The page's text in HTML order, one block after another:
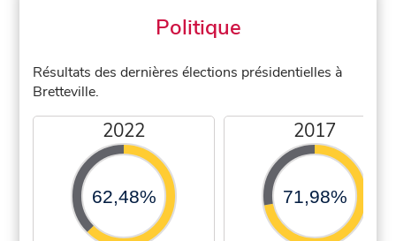
Politique
Résultats des dernières élections présidentielles à
Bretteville.
2022
62,48%
2017
71,98%